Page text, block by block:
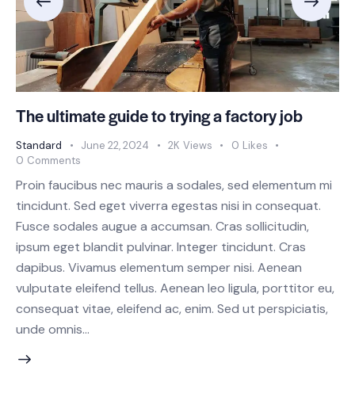
The ultimate guide to trying a factory job
Standard June 22, 2024 2K Views 0 Likes
0 Comments
Proin faucibus nec mauris a sodales, sed elementum mi
tincidunt. Sed eget viverra egestas nisi in consequat.
Fusce sodales augue a accumsan. Cras sollicitudin,
ipsum eget blandit pulvinar. Integer tincidunt. Cras
dapibus. Vivamus elementum semper nisi. Aenean
vulputate eleifend tellus. Aenean leo ligula, porttitor eu,
consequat vitae, eleifend ac, enim. Sed ut perspiciatis,
unde omnis…